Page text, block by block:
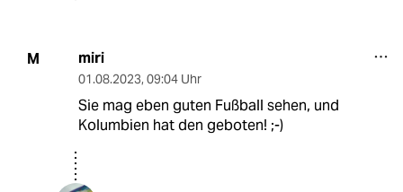
M miri
01.08.2023, 09:04 Uhr
Sie mag eben guten Fußball sehen, und
Kolumbien hat den geboten! ;-)